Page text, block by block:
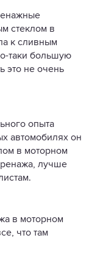
стеклом в
к сливным
таки большую
это не очень
опыта
автомобилях он
в моторном
лучше
в моторном
что там